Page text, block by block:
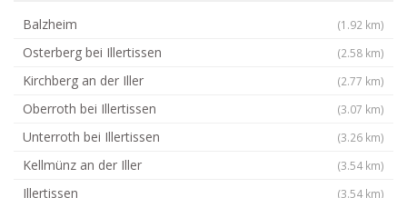
Balzheim (1.92 km)
Osterberg bei Illertissen (2.58 km)
Kirchberg an der Iller (2.77 km)
Oberroth bei Illertissen (3.07 km)
Unterroth bei Illertissen (3.26 km)
Kellmünz an der Iller (3.54 km)
Illertissen (3.54 km)